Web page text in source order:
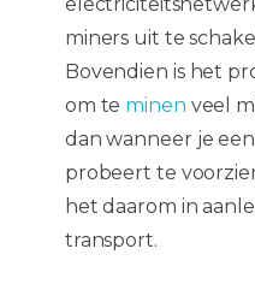
miners uit te
Bovendien is het
om te minen veel
dan wanneer je
probeert te
het daarom in
transport.